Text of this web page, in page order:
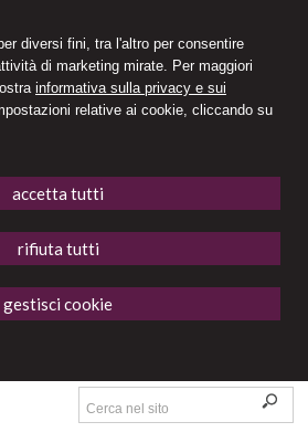
diversi fini, tra l'altro per consentire
di marketing mirate. Per maggiori
informativa sulla privacy e sui
relative ai cookie, cliccando su
accetta tutti
rifiuta tutti
gestisci cookie